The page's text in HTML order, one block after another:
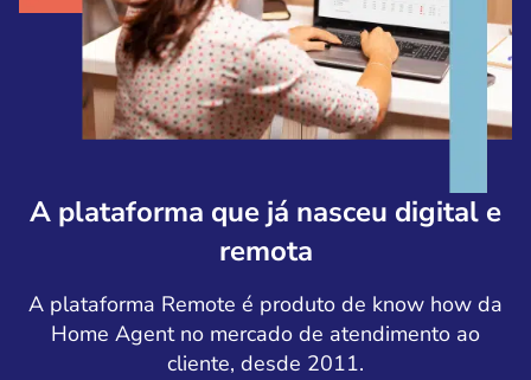
A plataforma que já nasceu digital e
remota
A plataforma Remote é produto de know how da
Home Agent no mercado de atendimento ao
cliente, desde 2011.